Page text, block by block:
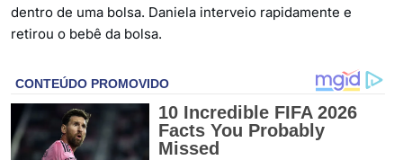
dentro de uma bolsa. Daniela interveio rapidamente e
retirou o bebê da bolsa.